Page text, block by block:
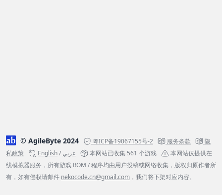
© AgileByte 2024 粤ICP备19067155号-2 服务条款
隐
私政策
English/عربي 本网站已收集 561 个游戏
本网站仅提供在
线模拟器服务，所有游戏 ROM / 程序均由用户投稿或网络收集，版权归原作者所
有，如有侵权请邮件 nekocode.cn@gmail.com ，我们将下架对应内容。